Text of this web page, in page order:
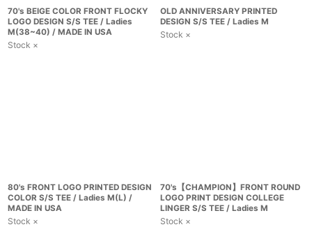
70's BEIGE COLOR FRONT FLOCKY
LOGO DESIGN S/S TEE / Ladies
M(38~40) / MADE IN USA
Stock ×
OLD ANNIVERSARY PRINTED
DESIGN S/S TEE / Ladies M
Stock ×
80's FRONT LOGO PRINTED DESIGN
COLOR S/S TEE / Ladies M(L) /
MADE IN USA
Stock ×
70's【CHAMPION】FRONT ROUND
LOGO PRINT DESIGN COLLEGE
LINGER S/S TEE / Ladies M
Stock ×